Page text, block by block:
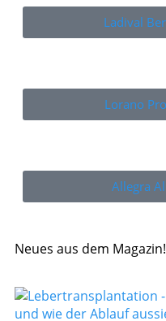
Ladival
Lorano
Allegra
Neues aus dem Magazin!